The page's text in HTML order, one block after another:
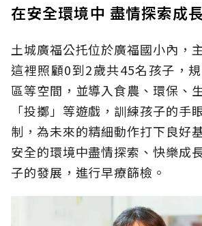
在安全環境中 盡情探索成長
土城廣福公托位於廣福國小內，
這裡照顧0到2歲共45名孩子，
區等空間，並導入食農、環保、
「投擲」等遊戲，訓練孩子的手
制，為未來的精細動作打下良好
安全的環境中盡情探索、快樂成
子的發展，進行早療篩檢。